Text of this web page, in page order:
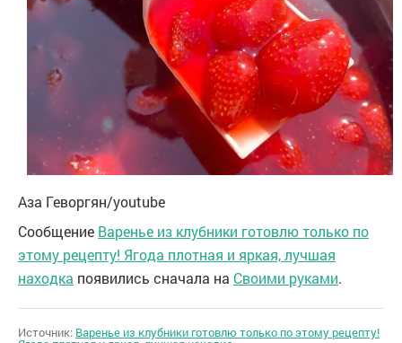
Аза Геворгян/youtube
Сообщение Варенье из клубники готовлю только по
этому рецепту! Ягода плотная и яркая, лучшая
находка появились сначала на Своими руками.
Источник: Варенье из клубники готовлю только по этому рецепту!